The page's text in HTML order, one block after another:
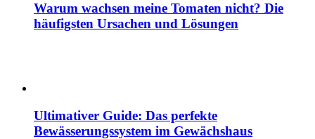
Warum wachsen meine Tomaten nicht? Die
häufigsten Ursachen und Lösungen
Ultimativer Guide: Das perfekte
Bewässerungssystem im Gewächshaus